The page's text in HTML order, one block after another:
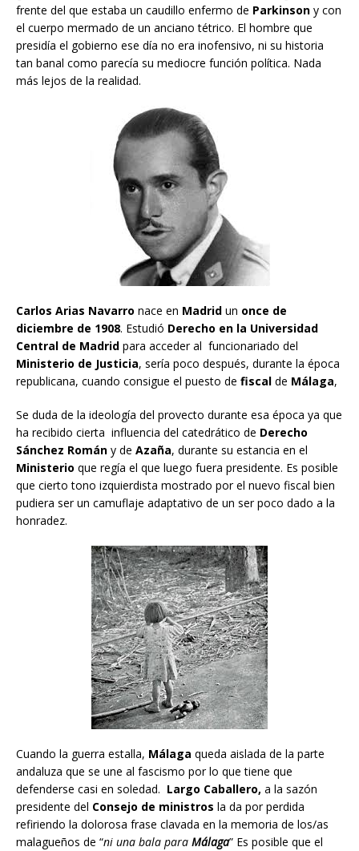
frente del que estaba un caudillo enfermo de Parkinson y con
el cuerpo mermado de un anciano tétrico. El hombre que
presidía el gobierno ese día no era inofensivo, ni su historia
tan banal como parecía su mediocre función política. Nada
más lejos de la realidad.
Carlos Arias Navarro nace en Madrid un once de
diciembre de 1908. Estudió Derecho en la Universidad
Central de Madrid para acceder al funcionariado del
Ministerio de Justicia, sería poco después, durante la época
republicana, cuando consigue el puesto de fiscal de Málaga,
Se duda de la ideología del provecto durante esa época ya que
ha recibido cierta influencia del catedrático de Derecho
Sánchez Román y de Azaña, durante su estancia en el
Ministerio que regía el que luego fuera presidente. Es posible
que cierto tono izquierdista mostrado por el nuevo fiscal bien
pudiera ser un camuflaje adaptativo de un ser poco dado a la
honradez.
Cuando la guerra estalla, Málaga queda aislada de la parte
andaluza que se une al fascismo por lo que tiene que
defenderse casi en soledad. Largo Caballero, a la sazón
presidente del Consejo de ministros la da por perdida
refiriendo la dolorosa frase clavada en la memoria de los/as
malagueños de “ni una bala para Málaga” Es posible que el